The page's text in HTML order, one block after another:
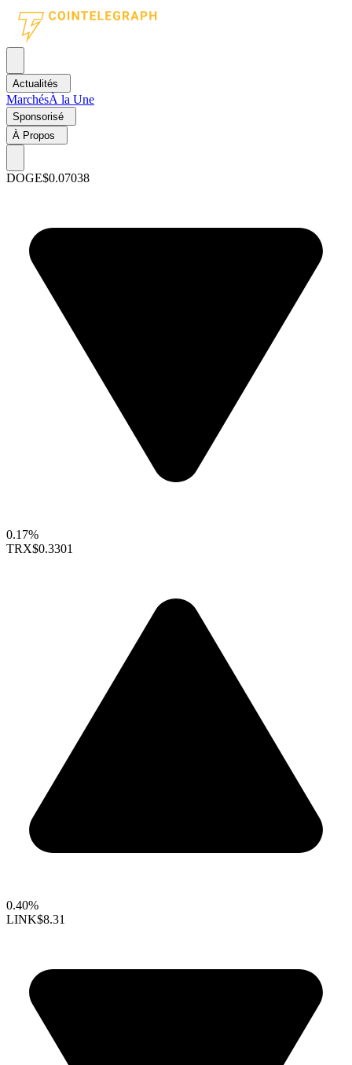
Actualités
MarchésÀ la Une
Sponsorisé
À Propos
DOGE$0.07038
0.17%
TRX$0.3301
0.40%
LINK$8.31